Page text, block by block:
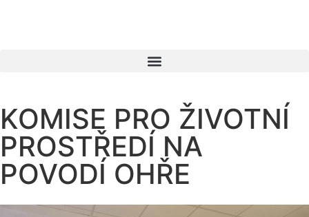
KOMISE PRO ŽIVOTNÍ
PROSTŘEDÍ NA
POVODÍ OHŘE